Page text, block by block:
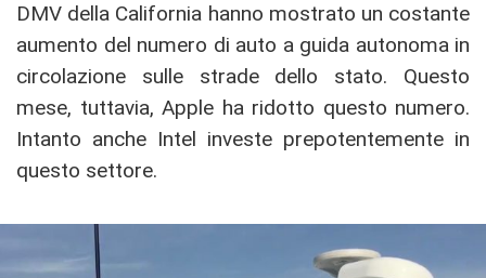
DMV della California hanno mostrato un costante
aumento del numero di auto a guida autonoma in
circolazione sulle strade dello stato. Questo
mese, tuttavia, Apple ha ridotto questo numero.
Intanto anche Intel investe prepotentemente in
questo settore.